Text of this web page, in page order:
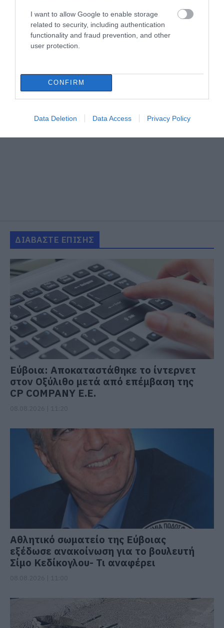
I want to allow Google to enable storage
related to security, including authentication
functionality and fraud prevention, and other
user protection.
CONFIRM
Data Deletion Data Access Privacy Policy
ΔΙΑΒΑΣΤΕ ΕΠΙΣΗΣ
Εύβοια: Αποκαταστάθηκε το ίντερνετ
στον Οξύλιθο μετά από επέμβαση της
CP COMPANY Ε.Ε.
Αθλητικό σωματείο της Εύβοιας
εξέδωσε ανακοίνωση για το βουλευτή
Σίμο Κεδίκογλου- Τι αναφέρει